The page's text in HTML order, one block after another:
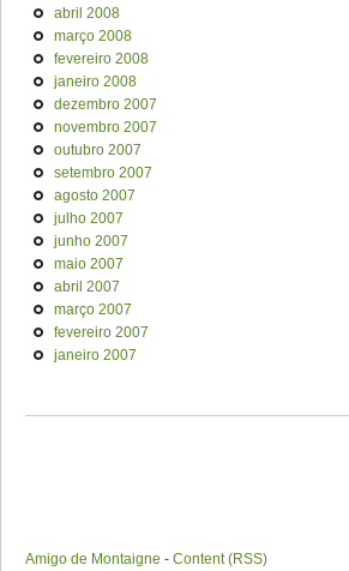
abril 2008
março 2008
fevereiro 2008
janeiro 2008
dezembro 2007
novembro 2007
outubro 2007
setembro 2007
agosto 2007
julho 2007
junho 2007
maio 2007
abril 2007
março 2007
fevereiro 2007
janeiro 2007
Amigo de Montaigne - Content (RSS)